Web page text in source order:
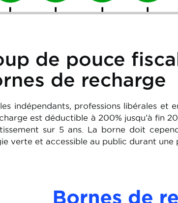
de pouce
de recharge
indépendants, professions libérales et
est déductible à 200% jusqu’à fin
sur 5 ans. La borne doit
verte et accessible au public durant une